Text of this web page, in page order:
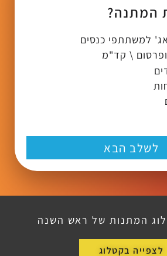
המתנה?
למשתתפי כנסים
ופרסום \ קד"מ
לשלב הבא
המתנות של ראש השנה
לצפייה בקטלוג